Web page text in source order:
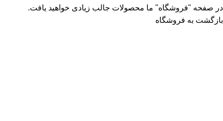
در صفحه "فروشگاه" ما محصولات جالب زیادی خواهید یافت.
بازگشت به فروشگاه